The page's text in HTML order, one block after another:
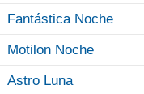
Fantástica Noche
Motilon Noche
Astro Luna